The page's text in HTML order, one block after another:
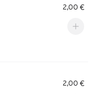
2,00 €
2,00 €